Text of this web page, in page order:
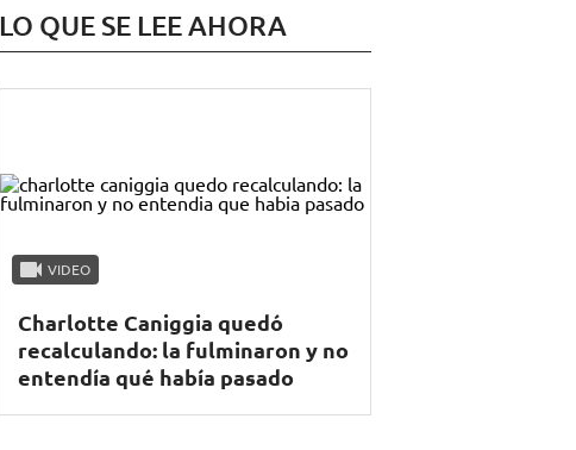
LO QUE SE LEE AHORA
VIDEO
Charlotte Caniggia quedó
recalculando: la fulminaron y no
entendía qué había pasado